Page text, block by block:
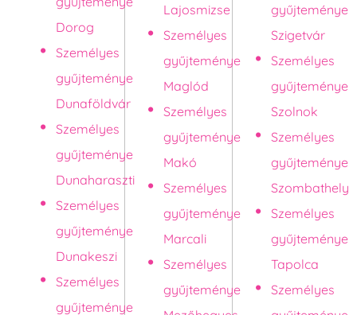
Dorog
Személyes
gyűjteménye
Dunaföldvár
Személyes
gyűjteménye
Dunaharaszti
Személyes
gyűjteménye
Dunakeszi
Személyes
gyűjteménye
Lajosmizse
Személyes
gyűjteménye
Maglód
Személyes
gyűjteménye
Makó
Személyes
gyűjteménye
Marcali
Személyes
gyűjteménye
gyűjteménye
Szigetvár
Személyes
gyűjteménye
Szolnok
Személyes
gyűjteménye
Szombathely
Személyes
gyűjteménye
Tapolca
Személyes